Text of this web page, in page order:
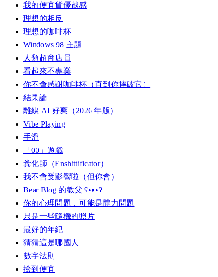
我的便宜貨優越感
理想的相反
理想的咖啡杯
Windows 98 主題
人類超商店員
看起來不專業
你不會感謝咖啡杯（直到你摔破它）
結果論
離線 AI 好爽（2026 年版）
Vibe Playing
手滑
「00」遊戲
糞化師（Enshittificator）
我不會受影響啦（但你會）
Bear Blog 的教父 ʕ•ᴥ•ʔ
你的心理問題，可能是體力問題
只是一些隨機的照片
最好的年紀
猜猜這是哪國人
數字法則
撿到便宜